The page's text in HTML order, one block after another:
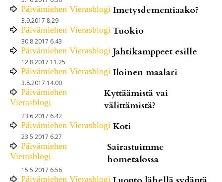
Päivämiehen Vierasblogi Imetysdementiaako?
3.9.2017 8.29
Päivämiehen Vierasblogi Tuokio
30.8.2017 6.43
Päivämiehen Vierasblogi Jahtikamppeet esille
12.8.2017 11.25
Päivämiehen Vierasblogi Iloinen maalari
3.8.2017 14.00
Päivämiehen
Vierasblogi
Kyttäämistä vai
välittämistä?
23.6.2017 6.42
Päivämiehen Vierasblogi Koti
23.5.2017 6.27
Päivämiehen
Vierasblogi
Sairastuimme
hometalossa
15.5.2017 6.56
Päivämiehen Vierasblogi